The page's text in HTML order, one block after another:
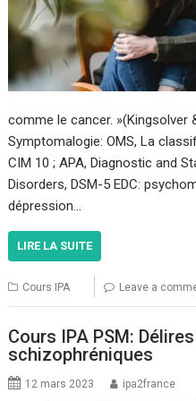
comme le cancer. »(Kingsolver
Symptomalogie: OMS, La
CIM 10 ; APA, Diagnostic and
Disorders, DSM-5 EDC:
dépression…
LIRE LA SUITE
Cours IPA Leave a
Cours IPA PSM:
schizophréniques
12 mars 2023 ipa2france